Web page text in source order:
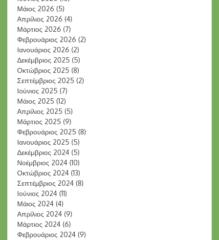
Μάιος 2026 (5)
Απρίλιος 2026 (4)
Μάρτιος 2026 (7)
Φεβρουάριος 2026 (2)
Ιανουάριος 2026 (2)
Δεκέμβριος 2025 (5)
Οκτώβριος 2025 (8)
Σεπτέμβριος 2025 (2)
Ιούνιος 2025 (7)
Μάιος 2025 (12)
Απρίλιος 2025 (5)
Μάρτιος 2025 (9)
Φεβρουάριος 2025 (8)
Ιανουάριος 2025 (5)
Δεκέμβριος 2024 (5)
Νοέμβριος 2024 (10)
Οκτώβριος 2024 (13)
Σεπτέμβριος 2024 (8)
Ιούνιος 2024 (11)
Μάιος 2024 (4)
Απρίλιος 2024 (9)
Μάρτιος 2024 (6)
Φεβρουάριος 2024 (9)